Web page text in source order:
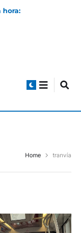
hora:
Home tranvía